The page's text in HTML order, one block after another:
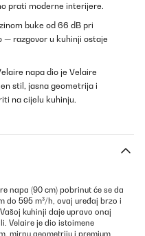
prati moderne interijere.
buke od 66 dB pri
— razgovor u kuhinji ostaje
napa dio je Velaire
stil, jasna geometrija i
na cijelu kuhinju.
napa (90 cm) pobrinut će se da
do 595 m³/h, ovaj uređaj brzo i
kuhinji daje upravo onaj
Velaire je dio istoimene
mirnu geometriju i premium